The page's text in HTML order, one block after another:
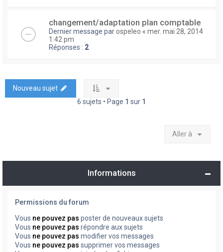
changement/adaptation plan comptable
Dernier message parospeleo « mer. mai 28, 2014
1:42 pm
Réponses : 2
Nouveau sujet
6 sujets • Page 1 sur 1
Aller à
Informations
Permissions du forum
Vous ne pouvez pas poster de nouveaux sujets
Vous ne pouvez pas répondre aux sujets
Vous ne pouvez pas modifier vos messages
Vous ne pouvez pas supprimer vos messages